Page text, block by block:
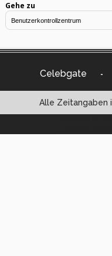
Gehe zu
Celebgate -
Alle Zeitangaben